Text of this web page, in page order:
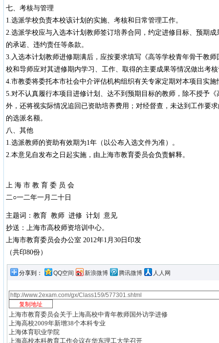
七、考核与管理
1.选派学校负责本校该计划的实施、考核和日常管理工作。
2.选派学校应与入选本计划教师签订培养合同，约定进修目标、预期
的承诺、违约责任等条款。
3.入选本计划教师进修期满后，应按要求填写《高等学校青年骨干教
校和导师应对其进修期内学习、工作、取得的主要成果等情况做出考
4.市教委将委托本市社会中介评估机构组织有关专家定期对本项目实施
5.对不认真履行本项目进修计划、达不到预期目标的教师，除不授予
外，还将视实际情况追回已资助培养费用；对经督查，未达到工作要
的选派名额。
八、其他
1.选派教师的资助有效期为1年（以公布入选文件为准）。
2.本意见自发布之日起实施，由上海市教育委员会负责解释。
上 海 市 教 育 委 员 会
二○一二年一月二十日
主题词：教育 教师 进修 计划 意见
抄送：上海市高校师资培训中心。
上海市教育委员会办公室 2012年1月30日印发
（共印80份）
分享到： QQ空间 新浪微博 腾讯微博 人人网
上海市教育委员会关于上海高校中青年教师国外访学进修
上海高校2009年新增38个本科专业
上海体育职业学院
上海高校本科教育工作会议在华东理工大学召开